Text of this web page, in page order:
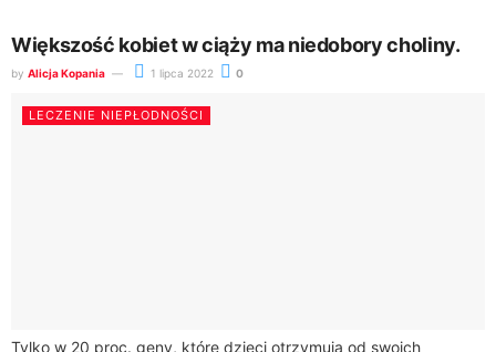
Większość kobiet w ciąży ma niedobory choliny.
by Alicja Kopania 1 lipca 2022 0
LECZENIE NIEPŁODNOŚCI
Tylko w 20 proc. geny, które dzieci otrzymują od swoich